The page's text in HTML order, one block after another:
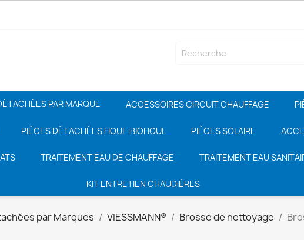
PAR MARQUE ACCESSOIRES CIRCUIT CHAUFFAGE
PIÈCES DÉTACHÉES FIOUL-BIOFIOUL PIÈCES SOLAIRE
TRAITEMENT EAU DE CHAUFFAGE TRAITEMENT EAU
KIT ENTRETIEN CHAUDIÈRES
par Marques VIESSMANN® Brosse de nettoyage